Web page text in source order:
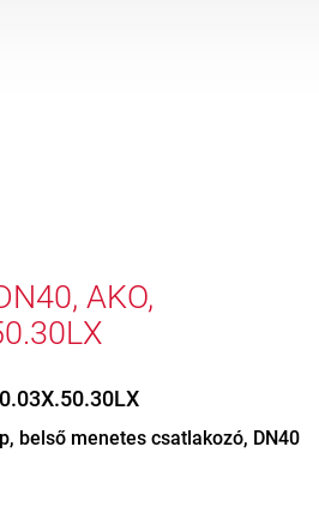
AKO,
belső menetes csatlakozó, DN40